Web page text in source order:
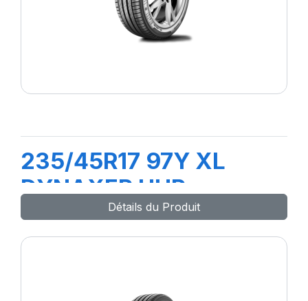
235/45R17 97Y XL
DYNAXER UHP
Détails du Produit